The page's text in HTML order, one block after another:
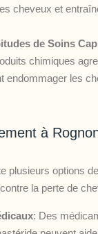
cheveux et
de Soins
chimiques
endommager les
à
plusieurs options
la perte de
: Des